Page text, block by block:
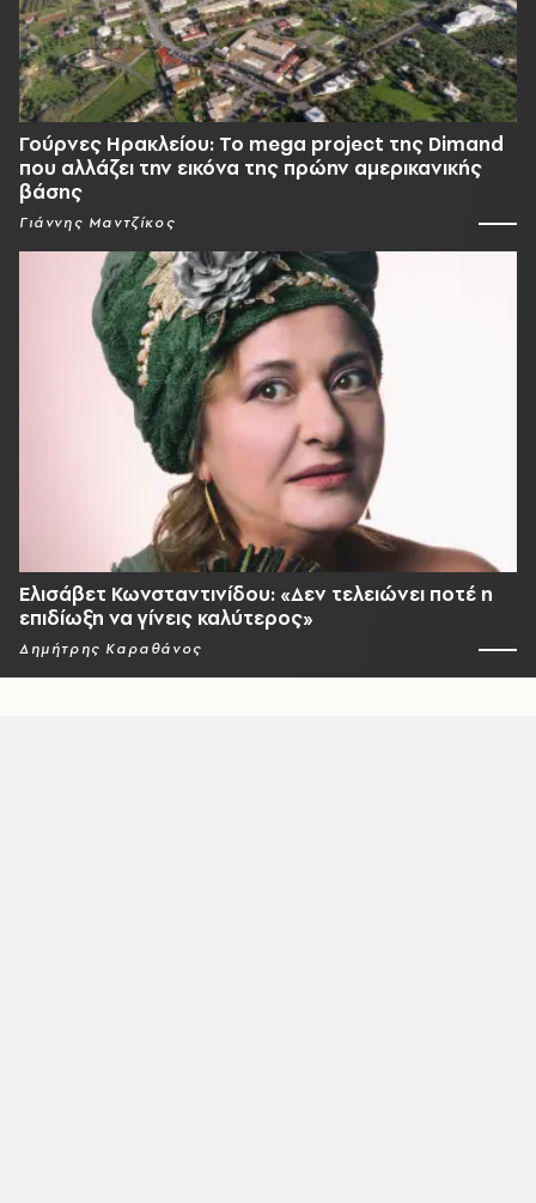
Γούρνες Ηρακλείου: To mega project της Dimand
που αλλάζει την εικόνα της πρώην αμερικανικής
βάσης
Γιάννης Μαντζίκος
Ελισάβετ Κωνσταντινίδου: «Δεν τελειώνει ποτέ η
επιδίωξη να γίνεις καλύτερος»
Δημήτρης Καραθάνος